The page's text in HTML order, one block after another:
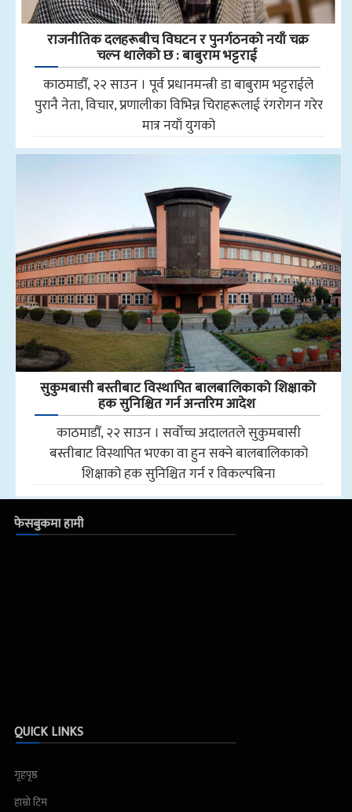
राजनीतिक दलहरूबीच विघटन र पुनर्गठनको नयाँ चक्र
चल्न थालेको छ : बाबुराम भट्टराई
काठमाडौँ, २२ साउन । पूर्व प्रधानमन्त्री डा बाबुराम भट्टराईले
पुरानै नेता, विचार, प्रणालीका विभिन्न चिराहरूलाई रंगरोगन गरेर
मात्र नयाँ युगको
सुकुमबासी बस्तीबाट विस्थापित बालबालिकाको शिक्षाको
हक सुनिश्चित गर्न अन्तरिम आदेश
काठमाडौँ, २२ साउन । सर्वोच्च अदालतले सुकुमबासी
बस्तीबाट विस्थापित भएका वा हुन सक्ने बालबालिकाको
शिक्षाको हक सुनिश्चित गर्न र विकल्पबिना
फेसबुकमा हामी
QUICK LINKS
गृहपृष्ठ
हाम्रो टिम